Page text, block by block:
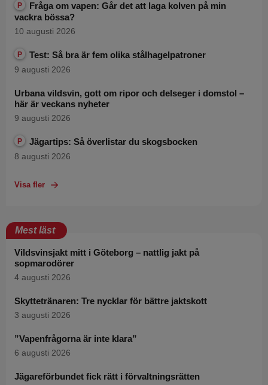
P
Fråga om vapen: Går det att laga kolven på min
vackra bössa?
10 augusti 2026
P Test: Så bra är fem olika stålhagelpatroner
9 augusti 2026
Urbana vildsvin, gott om ripor och delseger i domstol –
här är veckans nyheter
9 augusti 2026
P Jägartips: Så överlistar du skogsbocken
8 augusti 2026
Visa fler
Mest läst
Vildsvinsjakt mitt i Göteborg – nattlig jakt på
sopmarodörer
4 augusti 2026
Skyttetränaren: Tre nycklar för bättre jaktskott
3 augusti 2026
”Vapenfrågorna är inte klara”
6 augusti 2026
Jägareförbundet fick rätt i förvaltningsrätten